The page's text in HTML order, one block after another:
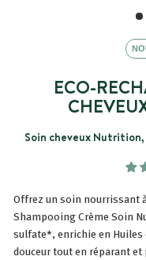
ECO-
Soin cheveux
Offrez un soin nourrissant
Shampooing Crème Soin
sulfate*, enrichie en
douceur tout en réparant